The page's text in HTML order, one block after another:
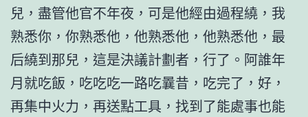
兒，盡管他官不年夜，可是他經由過程繞，我
熟悉你，你熟悉他，他熟悉他，他熟悉他，最
后繞到那兒，這是決議計劃者，行了。阿誰年
月就吃飯，吃吃吃一路吃曩昔，吃完了，好，
再集中火力，再送點工具，找到了能處事也能